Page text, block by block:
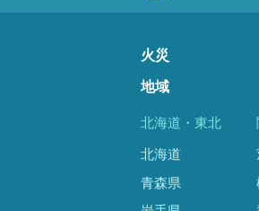
火災
地域
北海道・東北
北海道
青森県